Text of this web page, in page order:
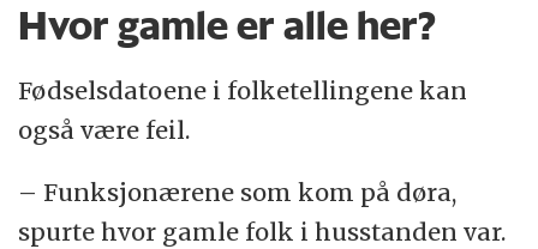
Hvor gamle er alle her?
Fødselsdatoene i folketellingene kan
også være feil.
– Funksjonærene som kom på døra,
spurte hvor gamle folk i husstanden var.